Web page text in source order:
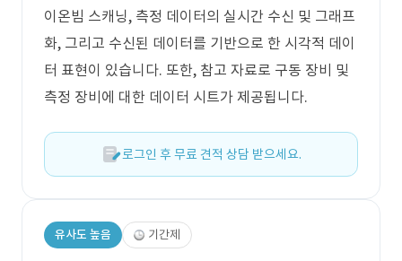
이온빔 스캐닝, 측정 데이터의 실시간 수신 및 그래프
화, 그리고 수신된 데이터를 기반으로 한 시각적 데이
터 표현이 있습니다. 또한, 참고 자료로 구동 장비 및
측정 장비에 대한 데이터 시트가 제공됩니다.
로그인 후 무료 견적 상담 받으세요.
유사도 높음 기간제